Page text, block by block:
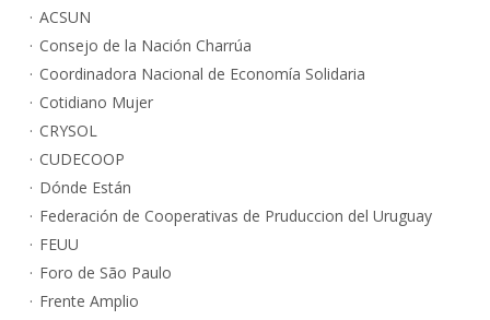
ACSUN
Consejo de la Nación Charrúa
Coordinadora Nacional de Economía Solidaria
Cotidiano Mujer
CRYSOL
CUDECOOP
Dónde Están
Federación de Cooperativas de Pruduccion del Uruguay
FEUU
Foro de São Paulo
Frente Amplio